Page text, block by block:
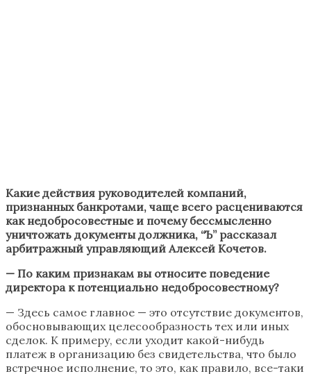
Какие действия руководителей компаний,
признанных банкротами, чаще всего расцениваются
как недобросовестные и почему бессмысленно
уничтожать документы должника, “Ъ” рассказал
арбитражный управляющий Алексей Кочетов.
— По каким признакам вы относите поведение
директора к потенциально недобросовестному?
— Здесь самое главное — это отсутствие документов,
обосновывающих целесообразность тех или иных
сделок. К примеру, если уходит какой-нибудь
платеж в организацию без свидетельства, что было
встречное исполнение, то это, как правило, все-таки